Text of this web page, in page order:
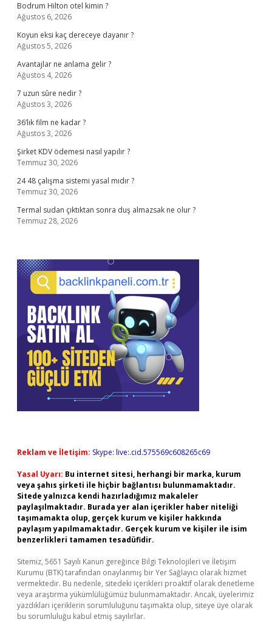
Bodrum Hilton otel kimin ?
Ağustos 6, 2026
Koyun eksi kaç dereceye dayanır ?
Ağustos 5, 2026
Avantajlar ne anlama gelir ?
Ağustos 4, 2026
7 uzun sûre nedir ?
Ağustos 3, 2026
36’lık film ne kadar ?
Ağustos 3, 2026
Şirket KDV ödemesi nasıl yapılır ?
Temmuz 30, 2026
24 48 çalışma sistemi yasal mıdır ?
Temmuz 30, 2026
Termal sudan çıktıktan sonra duş almazsak ne olur ?
Temmuz 28, 2026
Reklam ve İletişim: Skype: live:.cid.575569c608265c69
Yasal Uyarı: Bu internet sitesi, herhangi bir marka, kurum
veya şahıs şirketi ile hiçbir bağlantısı bulunmamaktadır.
Sitede yalnızca kendi hazırladığımız makaleler
paylaşılmaktadır. Burada yer alan içerikler haber niteliği
taşımamakta olup, gerçek kurum ve kişiler hakkında
paylaşım yapılmamaktadır. Gerçek kurum ve kişiler ile isim
benzerlikleri tamamen tesadüfidir.
Sitemiz, 5651 Sayılı Kanun gereğince Bilgi Teknolojileri ve İletişim
Kurumu (BTK) tarafından onaylanmış bir Yer Sağlayıcı olarak hizmet
vermektedir. Bu nedenle, sitedeki içerikleri proaktif olarak denetleme
veya araştırma yükümlülüğümüz bulunmamaktadır. Ancak, üyelerimiz
yazdıkları içeriklerin sorumluluğunu taşımakta olup, siteye üye olarak
bu sorumluluğu kabul etmiş sayılırlar.